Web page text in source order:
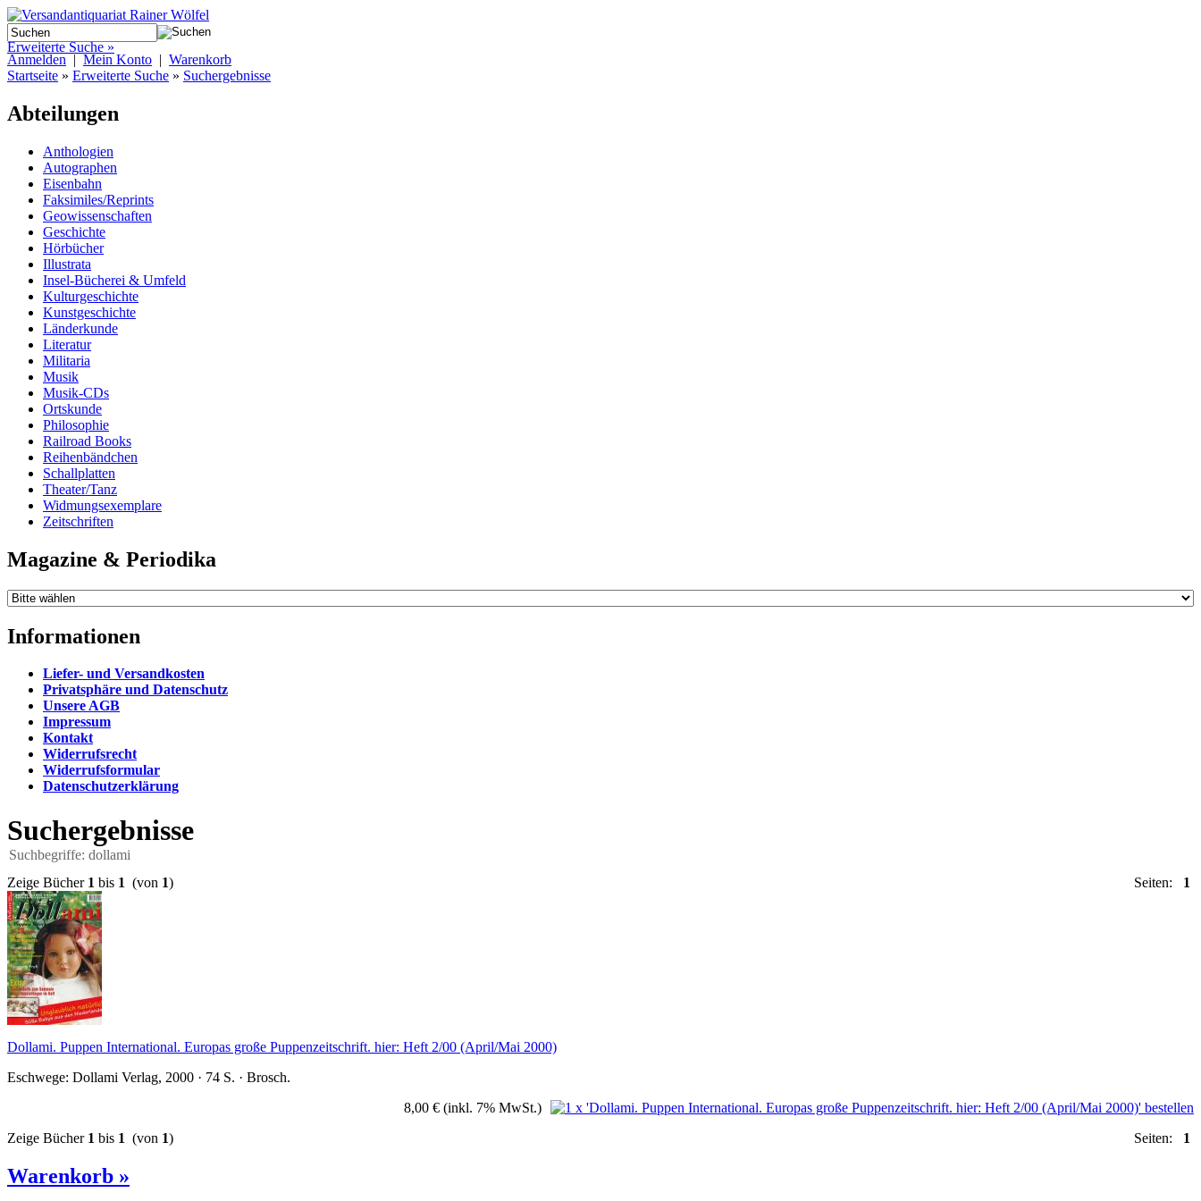
Erweiterte Suche »
Anmelden | Mein Konto | Warenkorb
Startseite » Erweiterte Suche » Suchergebnisse
Abteilungen
Anthologien
Autographen
Eisenbahn
Faksimiles/Reprints
Geowissenschaften
Geschichte
Hörbücher
Illustrata
Insel-Bücherei & Umfeld
Kulturgeschichte
Kunstgeschichte
Länderkunde
Literatur
Militaria
Musik
Musik-CDs
Ortskunde
Philosophie
Railroad Books
Reihenbändchen
Schallplatten
Theater/Tanz
Widmungsexemplare
Zeitschriften
Magazine & Periodika
Informationen
Liefer- und Versandkosten
Privatsphäre und Datenschutz
Unsere AGB
Impressum
Kontakt
Widerrufsrecht
Widerrufsformular
Datenschutzerklärung
Suchergebnisse
Suchbegriffe: dollami
Zeige Bücher 1 bis 1 (von 1) Seiten: 1
Dollami. Puppen International. Europas große Puppenzeitschrift. hier: Heft 2/00 (April/Mai 2000)
Eschwege: Dollami Verlag, 2000 · 74 S. · Brosch.
8,00 € (inkl. 7% MwSt.)
Zeige Bücher 1 bis 1 (von 1) Seiten: 1
Warenkorb »